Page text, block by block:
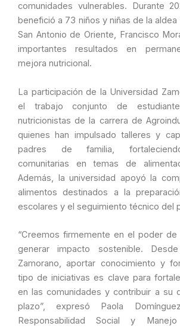
comunidades vulnerables. Durante
benefició a 73 niños y niñas de la aldea
San Antonio de Oriente, Francisco
importantes resultados en
mejora nutricional.
La participación de la Universidad
el trabajo conjunto de
nutricionistas de la carrera de
quienes han impulsado talleres y
padres de familia,
comunitarias en temas de
Además, la universidad apoyó la
alimentos destinados a la
escolares y el seguimiento técnico del
“Creemos firmemente en el poder de
generar impacto sostenible.
Zamorano, aportar conocimiento y
tipo de iniciativas es clave para
en las comunidades y contribuir a su
plazo”, expresó Paola
Responsabilidad Social y